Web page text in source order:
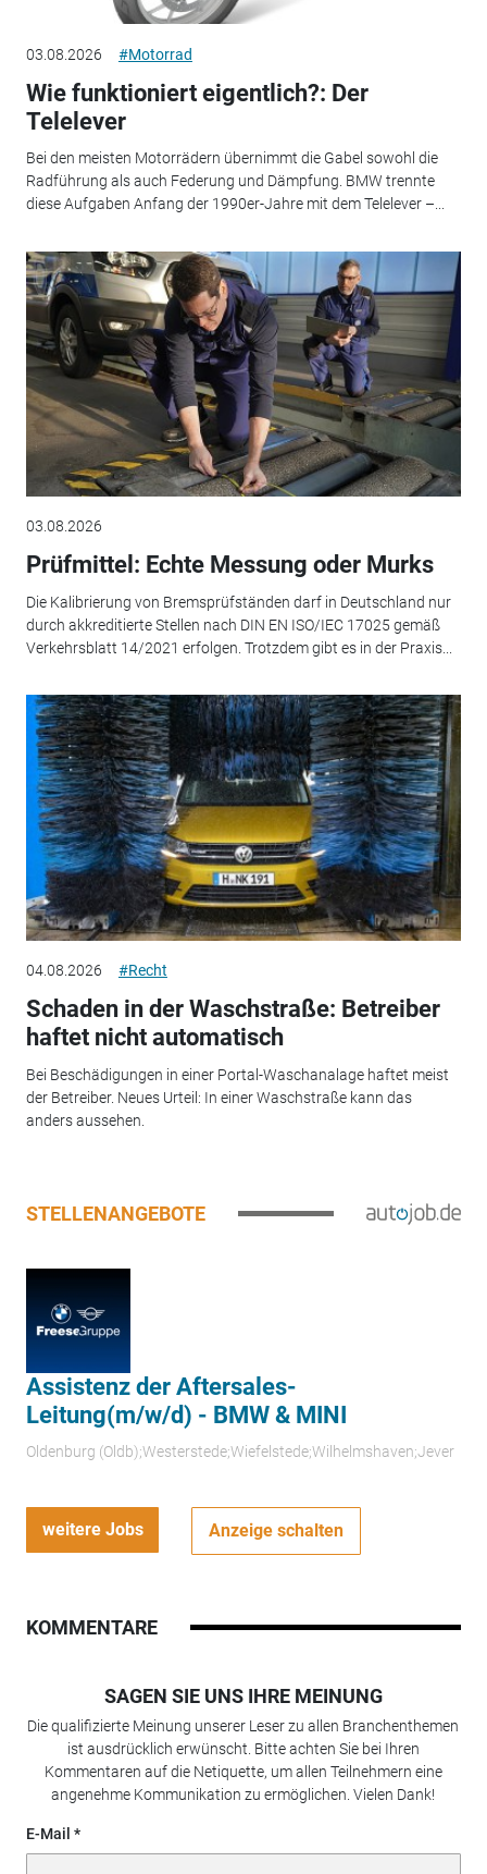
03.08.2026 #Motorrad
Wie funktioniert eigentlich?: Der
Telelever
Bei den meisten Motorrädern übernimmt die Gabel sowohl die
Radführung als auch Federung und Dämpfung. BMW trennte
diese Aufgaben Anfang der 1990er-Jahre mit dem Telelever –...
03.08.2026
Prüfmittel: Echte Messung oder Murks
Die Kalibrierung von Bremsprüfständen darf in Deutschland nur
durch akkreditierte Stellen nach DIN EN ISO/IEC 17025 gemäß
Verkehrsblatt 14/2021 erfolgen. Trotzdem gibt es in der Praxis...
04.08.2026 #Recht
Schaden in der Waschstraße: Betreiber
haftet nicht automatisch
Bei Beschädigungen in einer Portal-Waschanalage haftet meist
der Betreiber. Neues Urteil: In einer Waschstraße kann das
anders aussehen.
STELLENANGEBOTE
Assistenz der Aftersales-
Leitung(m/w/d) - BMW & MINI
Oldenburg (Oldb);Westerstede;Wiefelstede;Wilhelmshaven;Jever
weitere Jobs Anzeige schalten
KOMMENTARE
SAGEN SIE UNS IHRE MEINUNG
Die qualifizierte Meinung unserer Leser zu allen Branchenthemen
ist ausdrücklich erwünscht. Bitte achten Sie bei Ihren
Kommentaren auf die Netiquette, um allen Teilnehmern eine
angenehme Kommunikation zu ermöglichen. Vielen Dank!
E-Mail